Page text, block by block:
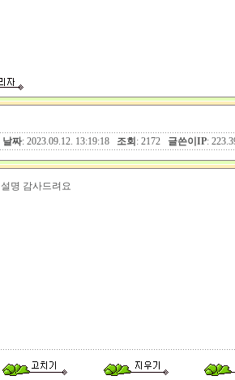
날짜: 2023.09.12. 13:19:18 조회 : 2172 글쓴이IP:
명 감사드려요